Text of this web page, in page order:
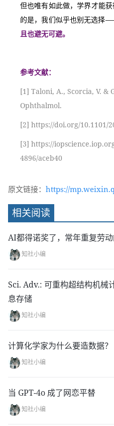
但也唯有如此做，学界才能
的是，我们似乎也别无选择
且也避无可避。
参考文献：
[1] Taloni, A., Scorcia, V. &
Ophthalmol.
[2] https://doi.org/10.1101/
[3] https://
4896/aceb40
原文链接： https://
相关阅读
AI都得诺奖了，常年重复劳
知社小编
Sci. Adv.: 可重构超结构机
息存储
知社小编
计算化学家为什么要造数据？
知社小编
当 GPT-4o 成了网恋平替
知社小编